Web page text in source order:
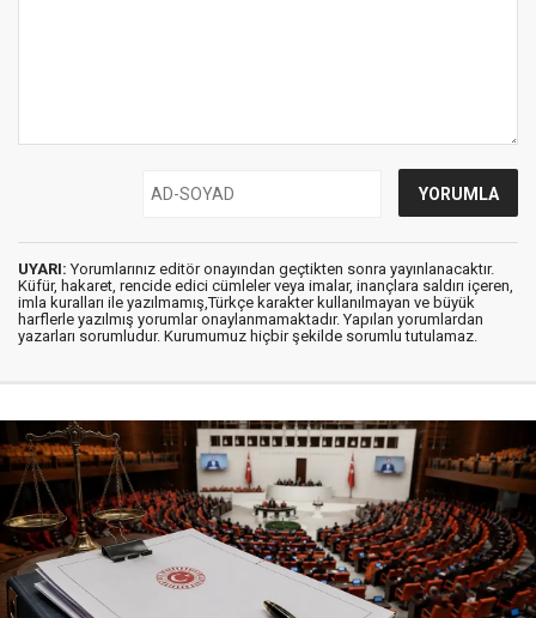
UYARI: Yorumlarınız editör onayından geçtikten sonra yayınlanacaktır.
Küfür, hakaret, rencide edici cümleler veya imalar, inançlara saldırı içeren,
imla kuralları ile yazılmamış,Türkçe karakter kullanılmayan ve büyük
harflerle yazılmış yorumlar onaylanmamaktadır. Yapılan yorumlardan
yazarları sorumludur. Kurumumuz hiçbir şekilde sorumlu tutulamaz.